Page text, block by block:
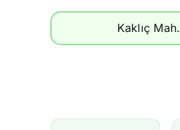
Kaklıç Mah.